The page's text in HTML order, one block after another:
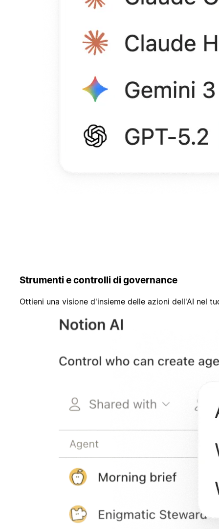
Strumenti e controlli di governance
Ottieni una visione d'insieme delle azioni dell'AI nel